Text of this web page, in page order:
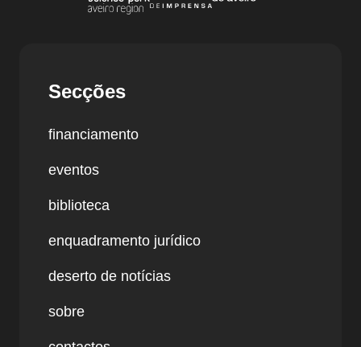
Secções
financiamento
eventos
biblioteca
enquadramento jurídico
deserto de notícias
sobre